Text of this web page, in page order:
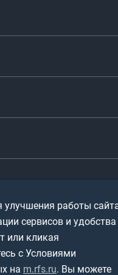
Ветераны
данных
работы
сервисов и удобства
или кликая
с Условиями
на m.rfs.ru. Вы можете